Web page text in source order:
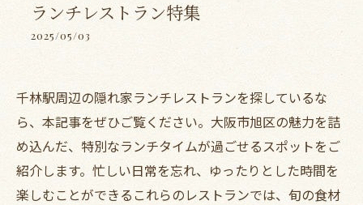
ランチレストラン特集
2025/05/03
千林駅周辺の隠れ家ランチレストランを探しているな
ら、本記事をぜひご覧ください。大阪市旭区の魅力を詰
め込んだ、特別なランチタイムが過ごせるスポットをご
紹介します。忙しい日常を忘れ、ゆったりとした時間を
楽しむことができるこれらのレストランでは、旬の食材